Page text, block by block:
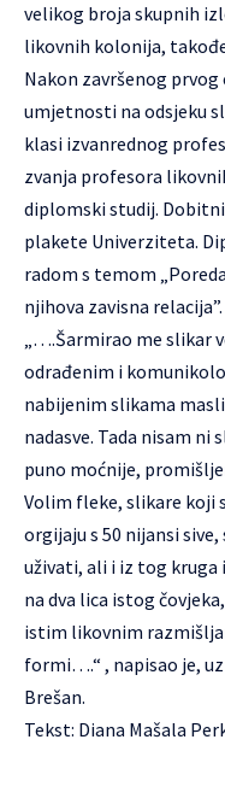
velikog broja skupnih
likovnih kolonija,
Nakon završenog
umjetnosti na odsjeku
klasi izvanrednog
zvanja profesora
diplomski studij.
plakete Univerziteta.
radom s temom
njihova zavisna
„….Šarmirao me slikar
odrađenim i
nabijenim slikama
nadasve. Tada nisam
puno moćnije,
Volim fleke, slikare koji
orgijaju s 50 nijansi
uživati, ali i iz tog kruga
na dva lica istog
istim likovnim
formi….“ , napisao je,
Brešan.
Tekst: Diana Mašala